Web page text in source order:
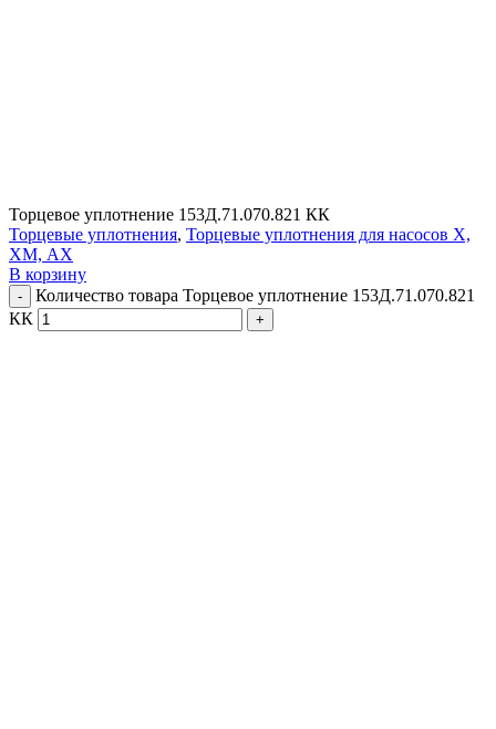
Торцевое уплотнение 153Д.71.070.821 КК
Торцевые уплотнения, Торцевые уплотнения для насосов Х,
ХМ, АХ
В корзину
Количество товара Торцевое уплотнение 153Д.71.070.821
КК